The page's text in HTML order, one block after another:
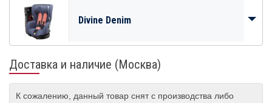
Divine Denim
Доставка и наличие (Москва)
К сожалению, данный товар снят с производства либо